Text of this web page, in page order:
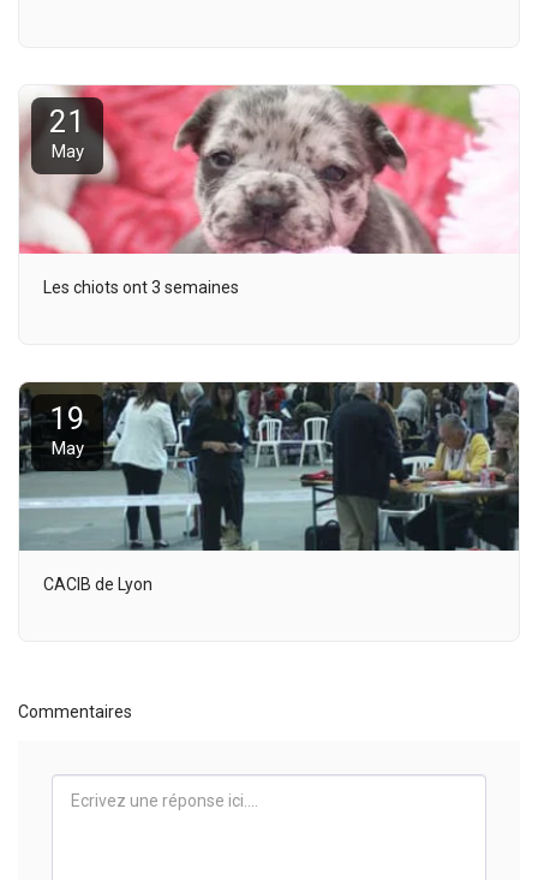
21
May
Les chiots ont 3 semaines
19
May
CACIB de Lyon
Commentaires